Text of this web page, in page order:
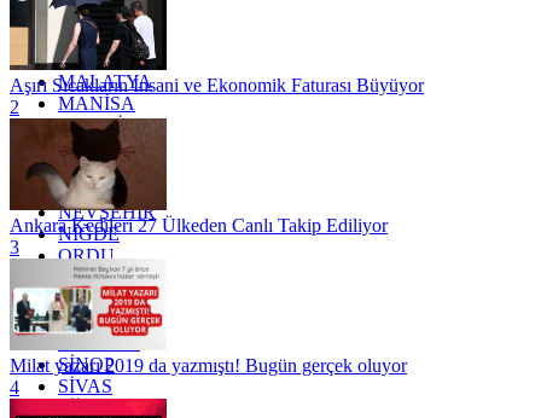
KONYA
KÜTAHYA
KİLİS
MALATYA
MANİSA
MARDİN
MERSİN
MUĞLA
MUŞ
NEVŞEHİR
NİĞDE
ORDU
OSMANİYE
RİZE
SAKARYA
SAMSUN
SİNOP
SİVAS
Aşırı Sıcakların İnsani ve Ekonomik Faturası Büyüyor
2
Ankara Kedileri 27 Ülkeden Canlı Takip Ediliyor
3
Milat yazarı 2019 da yazmıştı! Bugün gerçek oluyor
4